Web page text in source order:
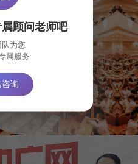
顾问老师吧
为您
属服务
咨询